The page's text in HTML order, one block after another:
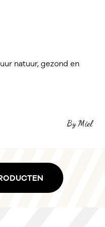
natuur, gezond en
By Miel